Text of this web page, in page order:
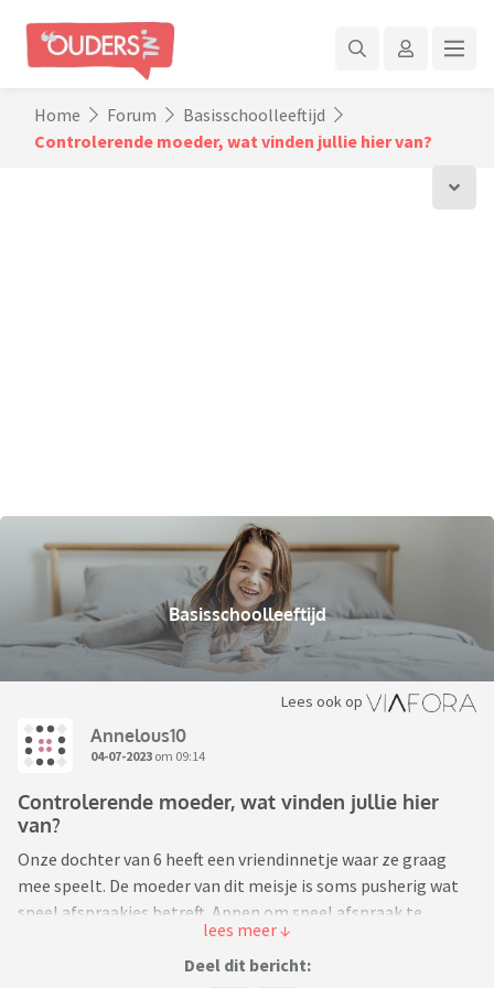
Home Forum
Basisschoolleeftijd
Controlerende moeder, wat vinden jullie hier van?
Basisschoolleeftijd
Lees ook op
Annelous10
04-07-2023 om 09:14
Controlerende moeder, wat vinden jullie hier
van?
Onze dochter van 6 heeft een vriendinnetje waar ze graag
mee speelt. De moeder van dit meisje is soms pusherig wat
speel afspraakjes betreft. Appen om speel afspraak te
regelen, kind s’morgens bij binnenkomst al sturen “vraag
dan of …,(dochter) vanmiddag komt spelen” Op zich prima,
Deel dit bericht: